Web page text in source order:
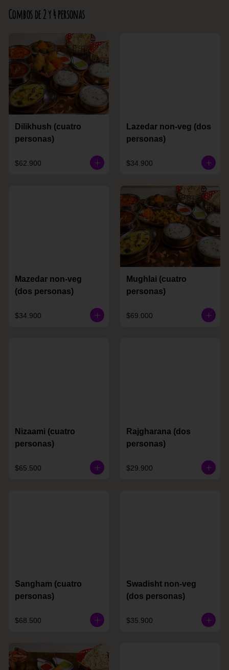
Combos de 2 y 4 personas
Dilikhush (cuatro
personas)
$62.900
Lazedar non-veg (dos
personas)
$34.900
Mazedar non-veg
(dos personas)
$34.900
Mughlai (cuatro
personas)
$69.000
Nizaami (cuatro
personas)
$65.500
Rajgharana (dos
personas)
$29.900
Sangham (cuatro
personas)
$68.500
Swadisht non-veg
(dos personas)
$35.900